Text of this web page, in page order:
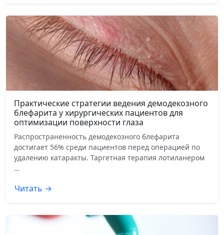
Практические стратегии ведения демодекозного
блефарита у хирургических пациентов для
оптимизации поверхности глаза
Распространенность демодекозного блефарита
достигает 56% среди пациентов перед операцией по
удалению катаракты. Таргетная терапия лотиланером
…
Читать →